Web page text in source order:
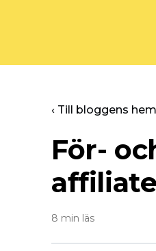
‹ Till bloggens
För-
8 min läs